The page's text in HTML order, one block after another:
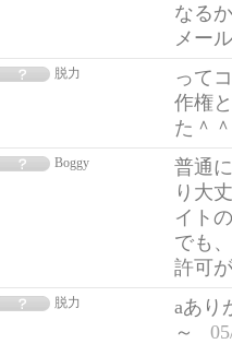
なる
メー
脱力
って
作権
た＾
Boggy
普通
り大
イト
でも
許可
脱力
aあり
～